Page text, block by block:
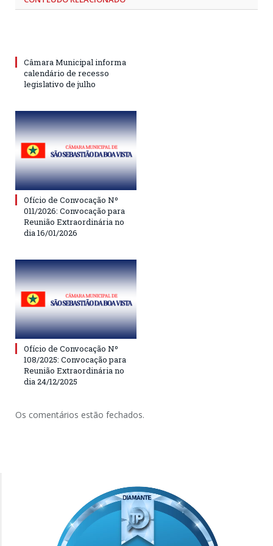
Câmara Municipal informa
calendário de recesso
legislativo de julho
Ofício de Convocação Nº
011/2026: Convocação para
Reunião Extraordinária no
dia 16/01/2026
Ofício de Convocação Nº
108/2025: Convocação para
Reunião Extraordinária no
dia 24/12/2025
Os comentários estão fechados.